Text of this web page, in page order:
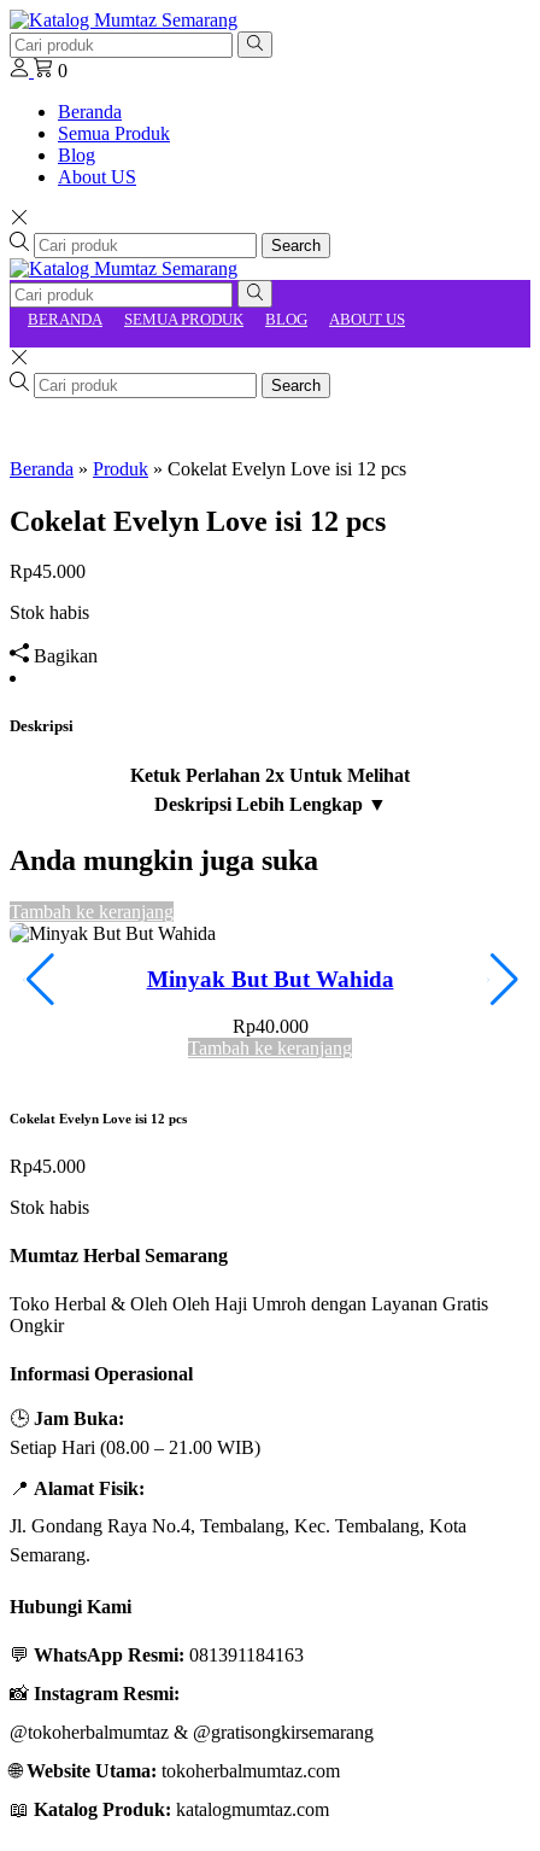
0
Beranda
Semua Produk
Blog
About US
Search
BERANDA SEMUA PRODUK BLOG ABOUT US
Search
Beranda » Produk » Cokelat Evelyn Love isi 12 pcs
Cokelat Evelyn Love isi 12 pcs
Rp45.000
Stok habis
Bagikan
Deskripsi
Anda mungkin juga suka
Tambah ke keranjang
Minyak But But Wahida
Rp40.000
Tambah ke keranjang
Cokelat Evelyn Love isi 12 pcs
Rp45.000
Stok habis
Mumtaz Herbal Semarang
Toko Herbal & Oleh Oleh Haji Umroh dengan Layanan Gratis
Ongkir
Informasi Operasional
🕒 Jam Buka:
Setiap Hari (08.00 – 21.00 WIB)
📍 Alamat Fisik:
Jl. Gondang Raya No.4, Tembalang, Kec. Tembalang, Kota
Semarang.
Hubungi Kami
💬 WhatsApp Resmi: 081391184163
📸 Instagram Resmi:
@tokoherbalmumtaz & @gratisongkirsemarang
🌐Website Utama: tokoherbalmumtaz.com
📖 Katalog Produk: katalogmumtaz.com